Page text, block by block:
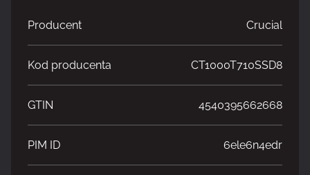
Producent Crucial
Kod producenta CT1000T710SSD8
GTIN 4540395662668
PIM ID 6ele6n4edr